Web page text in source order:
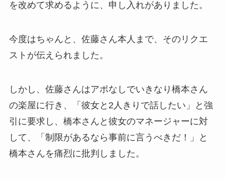
を改めて求めるように、申し入れがありました。
今度はちゃんと、佐藤さん本人まで、そのリクエ
ストが伝えられました。
しかし、佐藤さんはアポなしでいきなり橋本さん
の楽屋に行き、「彼女と2人きりで話したい」と強
引に要求し、橋本さんと彼女のマネージャーに対
して、「制限があるなら事前に言うべきだ！」と
橋本さんを痛烈に批判しました。